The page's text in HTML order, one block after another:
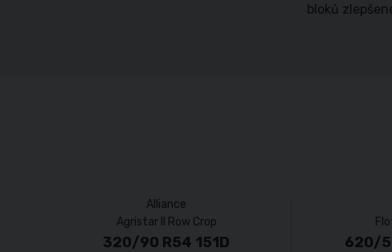
bloků
Alliance
Agristar II Row Crop
320/90 R54 151D 620/